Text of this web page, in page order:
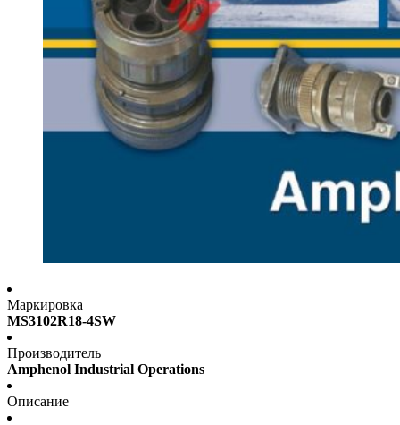
Маркировка
MS3102R18-4SW
Производитель
Amphenol Industrial Operations
Описание